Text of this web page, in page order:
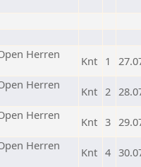
Herren
Knt 1
Herren
Knt 2
Herren
Knt 3
Herren
Knt 4